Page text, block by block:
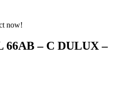
now!
66AB – C DULUX –